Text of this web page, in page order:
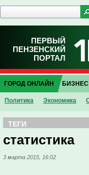
ПЕРВЫЙ
ПЕНЗЕНСКИЙ
ПОРТАЛ
ГОРОД ОНЛАЙН
Политика Экономика
ТЕГИ
статистика
3 марта 2015, 16:02